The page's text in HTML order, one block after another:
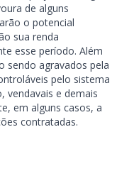
de alguns
o potencial
sua renda
esse período. Além
sendo agravados pela
pelo sistema
vendavais e demais
em alguns casos, a
contratadas.